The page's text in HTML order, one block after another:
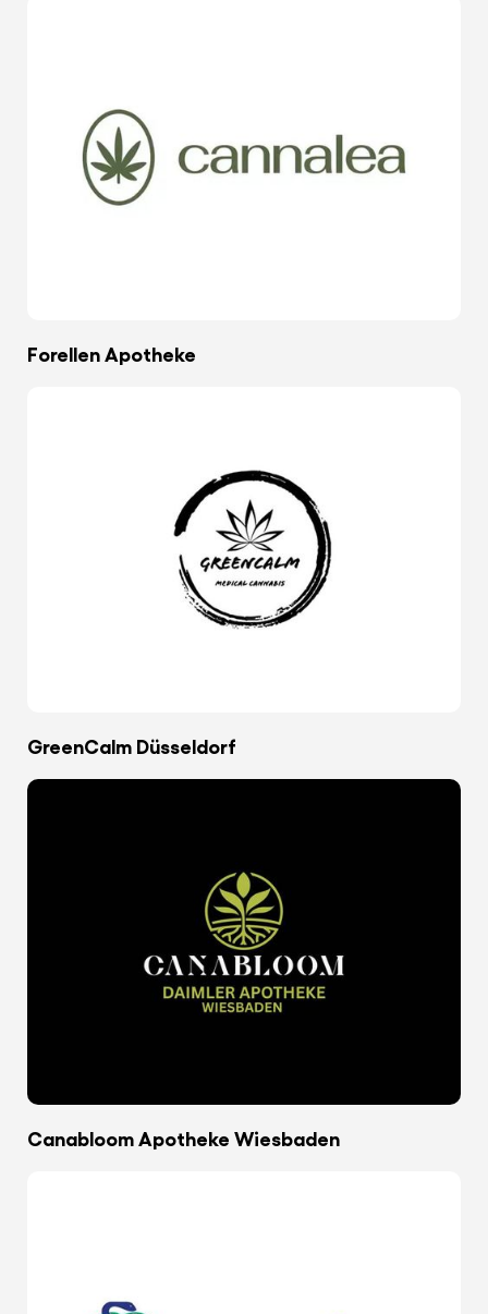
Forellen Apotheke
GreenCalm Düsseldorf
Canabloom Apotheke Wiesbaden